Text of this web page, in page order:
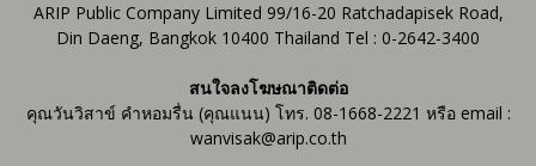
ARIP Public Company Limited 99/16-20 Ratchadapisek Road,
Din Daeng, Bangkok 10400 Thailand Tel : 0-2642-3400
สนใจลงโฆษณาติดต่อ
คุณวันวิสาข์ คำหอมรื่น (คุณแนน) โทร. 08-1668-2221 หรือ email :
wanvisak@arip.co.th